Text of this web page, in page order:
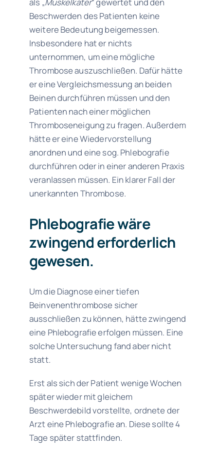
Beschwerden des Patienten keine
weitere Bedeutung beigemessen.
Insbesondere hat er nichts
unternommen, um eine mögliche
Thrombose auszuschließen. Dafür hätte
er eine Vergleichsmessung an beiden
Beinen durchführen müssen und den
Patienten nach einer möglichen
Thromboseneigung zu fragen. Außerdem
hätte er eine Wiedervorstellung
anordnen und eine sog. Phlebografie
durchführen oder in einer anderen Praxis
veranlassen müssen. Ein klarer Fall der
unerkannten Thrombose.
Phlebografie wäre
zwingend erforderlich
gewesen.
Um die Diagnose einer tiefen
Beinvenenthrombose sicher
ausschließen zu können, hätte zwingend
eine Phlebografie erfolgen müssen. Eine
solche Untersuchung fand aber nicht
statt.
Erst als sich der Patient wenige Wochen
später wieder mit gleichem
Beschwerdebild vorstellte, ordnete der
Arzt eine Phlebografie an. Diese sollte 4
Tage später stattfinden.